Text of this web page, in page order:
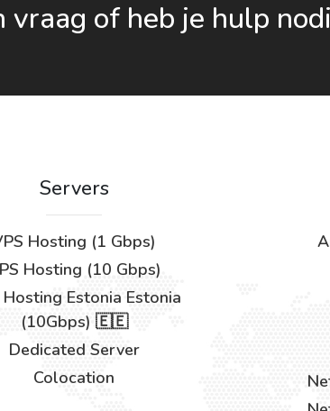
vraag of heb je hulp
Servers
Hosting (1 Gbps)
Hosting (10 Gbps)
Hosting Estonia Estonia
(10Gbps) 🇪🇪
Dedicated Server
Colocation